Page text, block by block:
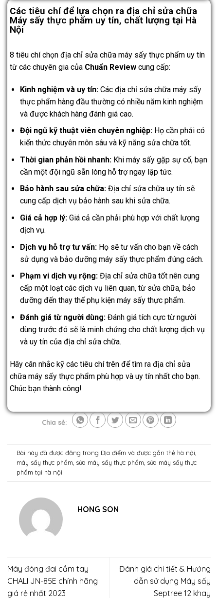
Các tiêu chí để lựa chọn ra địa chỉ sửa chữa
Máy sấy thực phẩm uy tín, chất lượng tại Hà
Nội
8 tiêu chí chọn địa chỉ sửa chữa máy sấy thực phẩm uy tín
từ các chuyên gia của Chuẩn Review cung cấp:
Kinh nghiệm và uy tín:Các địa chỉ sửa chữa máy sấy
thực phẩm hàng đầu thường có nhiều năm kinh nghiệm
và được khách hàng đánh giá cao.
Đội ngũ kỹ thuật viên chuyên nghiệp:Họ cần phải có
kiến thức chuyên môn sâu và kỹ năng sửa chữa tốt.
Thời gian phản hồi nhanh:Khi máy sấy gặp sự cố, bạn
cần một đội ngũ sẵn lòng hỗ trợ ngay lập tức.
Bảo hành sau sửa chữa:Địa chỉ sửa chữa uy tín sẽ
cung cấp dịch vụ bảo hành sau khi sửa chữa.
Giá cả hợp lý:Giá cả cần phải phù hợp với chất lượng
dịch vụ.
Dịch vụ hỗ trợ tư vấn:Họ sẽ tư vấn cho bạn về cách
sử dụng và bảo dưỡng máy sấy thực phẩm đúng cách.
Phạm vi dịch vụ rộng:Địa chỉ sửa chữa tốt nên cung
cấp một loạt các dịch vụ liên quan, từ sửa chữa, bảo
dưỡng đến thay thế phụ kiện máy sấy thực phẩm.
Đánh giá từ người dùng:Đánh giá tích cực từ người
dùng trước đó sẽ là minh chứng cho chất lượng dịch vụ
và uy tín của địa chỉ sửa chữa.
Hãy cân nhắc kỹ các tiêu chí trên để tìm ra địa chỉ sửa
chữa máy sấy thực phẩm phù hợp và uy tín nhất cho bạn.
Chúc bạn thành công!
Chia sẻ:
Bài này đã được đăng trongĐịa điểm và được gắn thẻ hà nội
máy sấy thực phẩm sửa máy sấy thực phẩm sửa máy sấy thực
phẩm tại hà nội
HONG SON
Máy đóng đai cầm tay
CHALI JN-85E chính hãng
giá rẻ nhất 2023
Đánh giá chi tiết & Hướng
dẫn sử dụng Máy sấy
Septree 12 khay